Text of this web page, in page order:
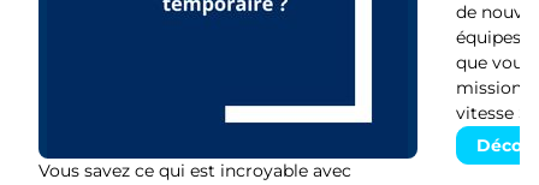
Vous savez ce qui est incroyable avec
de
équipes
que vous
missions.
vitesse